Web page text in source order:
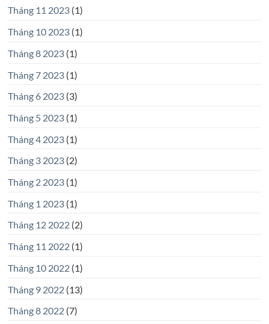
Tháng 11 2023(1)
Tháng 10 2023(1)
Tháng 8 2023(1)
Tháng 7 2023(1)
Tháng 6 2023(3)
Tháng 5 2023(1)
Tháng 4 2023(1)
Tháng 3 2023(2)
Tháng 2 2023(1)
Tháng 1 2023(1)
Tháng 12 2022(2)
Tháng 11 2022(1)
Tháng 10 2022(1)
Tháng 9 2022(13)
Tháng 8 2022(7)